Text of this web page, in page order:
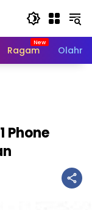
Ragam
Phone